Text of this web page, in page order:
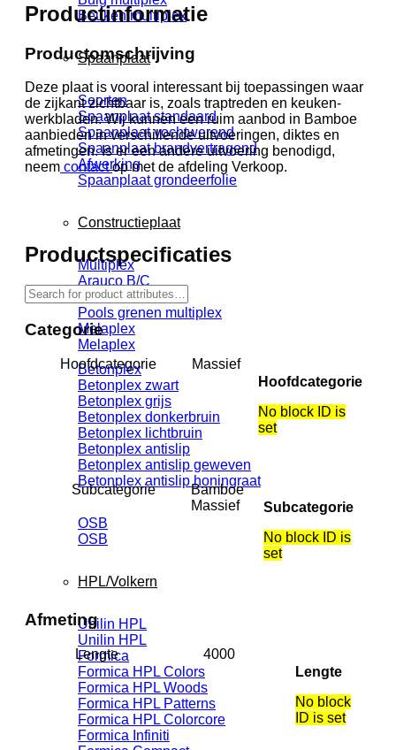
Beuken multiplex
Spaanplaat
Soorten
Spaanplaat standaard
Spaanplaat vochtwerend
Spaanplaat brandvertragend
Afwerking
Spaanplaat grondeerfolie
Constructieplaat
Multiplex
Arauco B/C
Fins vuren
Pools grenen multiplex
Melaplex
Melaplex
Betonplex
Betonplex zwart
Betonplex grijs
Betonplex donkerbruin
Betonplex lichtbruin
Betonplex antislip
Betonplex antislip geweven
Betonplex antislip honingraat
OSB
OSB
HPL/Volkern
Unilin HPL
Unilin HPL
Formica
Formica HPL Colors
Formica HPL Woods
Formica HPL Patterns
Formica HPL Colorcore
Formica Infiniti
Productinformatie
Productomschrijving
Deze plaat is vooral interessant bij toepassingen waar
de zijkant zichtbaar is, zoals traptreden en keuken-
werkbladen. Wij kunnen een ruim aanbod in Bamboe
aanbieden in verschillende uitvoeringen, diktes en
afmetingen. Is er een andere uitvoering benodigd,
neem contactop met de afdeling Verkoop.
Productspecificaties
Categorie
Hoofdcategorie
Massief
Hoofdcategorie
No block ID is
set
Subcategorie
Bamboe
Massief
Subcategorie
No block ID is
set
Afmeting
Lengte
4000
Lengte
No block
ID is set